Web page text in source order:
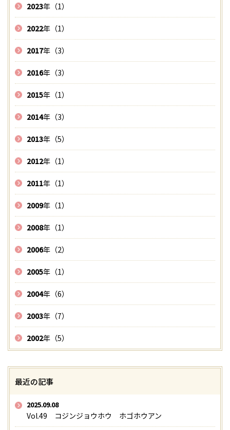
2023年（1）
2022年（1）
2017年（3）
2016年（3）
2015年（1）
2014年（3）
2013年（5）
2012年（1）
2011年（1）
2009年（1）
2008年（1）
2006年（2）
2005年（1）
2004年（6）
2003年（7）
2002年（5）
最近の記事
2025.09.08
Vol.49 コジンジョウホウ ホゴホウアン